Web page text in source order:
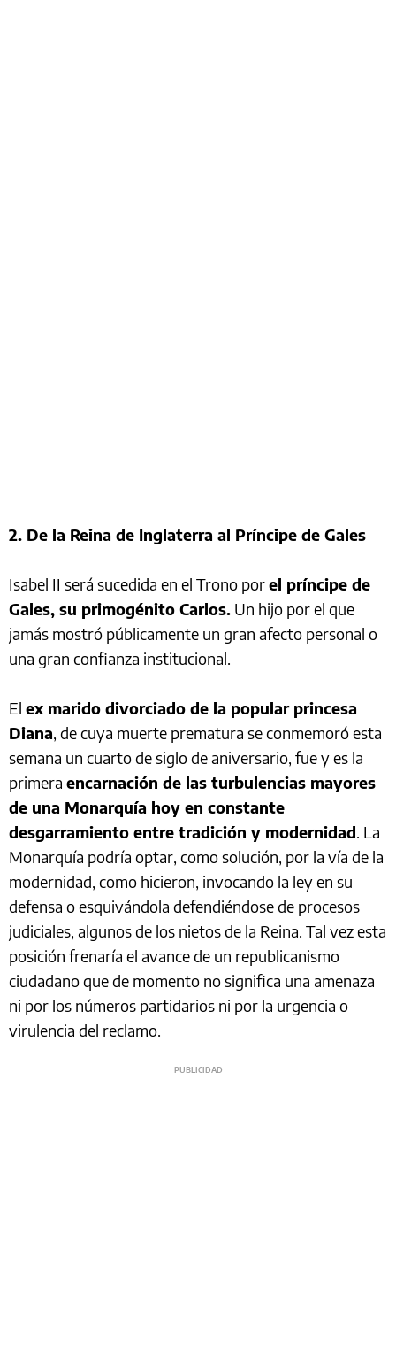
2. De la Reina de Inglaterra al Príncipe de Gales
Isabel II será sucedida en el Trono porel príncipe de
Gales, su primogénito Carlos. Un hijo por el que
jamás mostró públicamente un gran afecto personal o
una gran confianza institucional.
El ex marido divorciado de la popular princesa
Diana, de cuya muerte prematura se conmemoró esta
semana un cuarto de siglo de aniversario, fue y es la
primera encarnación de las turbulencias mayores
de una Monarquía hoy en constante
desgarramiento entre tradición y modernidad. La
Monarquía podría optar, como solución, por la vía de la
modernidad, como hicieron, invocando la ley en su
defensa o esquivándola defendiéndose de procesos
judiciales, algunos de los nietos de la Reina. Tal vez esta
posición frenaría el avance de un republicanismo
ciudadano que de momento no significa una amenaza
ni por los números partidarios ni por la urgencia o
virulencia del reclamo.